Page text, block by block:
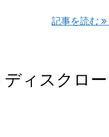
記事を読む
ィスクロ